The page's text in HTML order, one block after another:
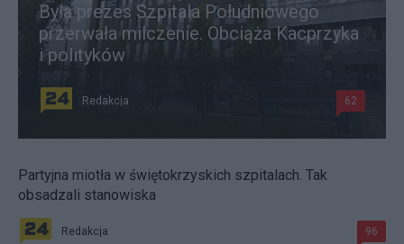
Była prezes Szpitala Południowego
przerwała milczenie. Obciąża Kacprzyka
i polityków
Redakcja 62
Partyjna miotła w świętokrzyskich szpitalach. Tak
obsadzali stanowiska
Redakcja 96